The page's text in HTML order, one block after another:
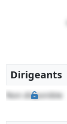
Dirigeants
Non disponible